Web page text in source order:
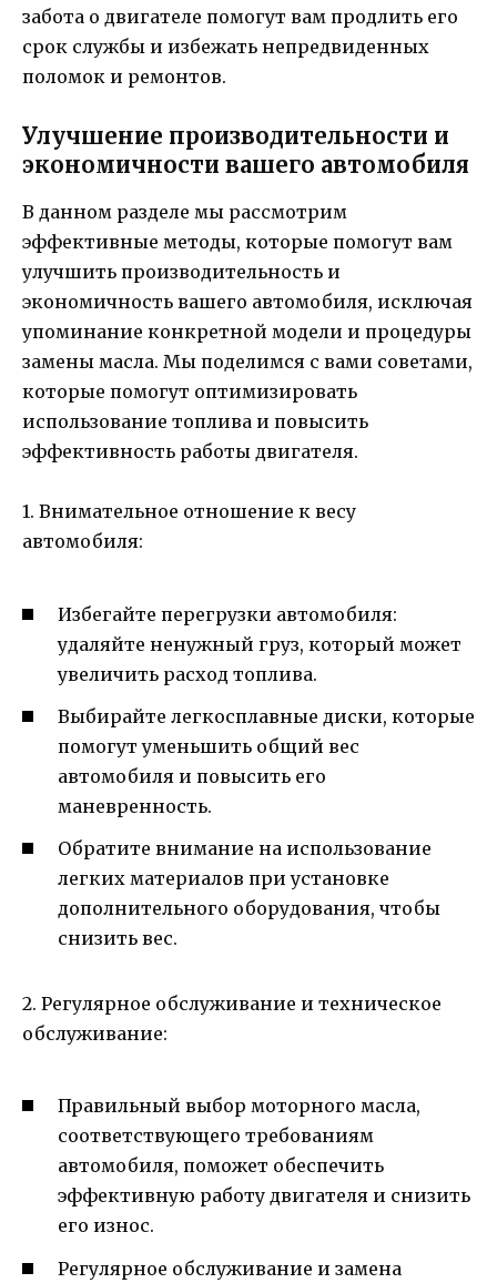
забота о двигателе помогут вам продлить его
срок службы и избежать непредвиденных
поломок и ремонтов.
Улучшение производительности и
экономичности вашего автомобиля
В данном разделе мы рассмотрим
эффективные методы, которые помогут вам
улучшить производительность и
экономичность вашего автомобиля, исключая
упоминание конкретной модели и процедуры
замены масла. Мы поделимся с вами советами,
которые помогут оптимизировать
использование топлива и повысить
эффективность работы двигателя.
1. Внимательное отношение к весу
автомобиля:
Избегайте перегрузки автомобиля:
удаляйте ненужный груз, который может
увеличить расход топлива.
Выбирайте легкосплавные диски, которые
помогут уменьшить общий вес
автомобиля и повысить его
маневренность.
Обратите внимание на использование
легких материалов при установке
дополнительного оборудования, чтобы
снизить вес.
2. Регулярное обслуживание и техническое
обслуживание:
Правильный выбор моторного масла,
соответствующего требованиям
автомобиля, поможет обеспечить
эффективную работу двигателя и снизить
его износ.
Регулярное обслуживание и замена